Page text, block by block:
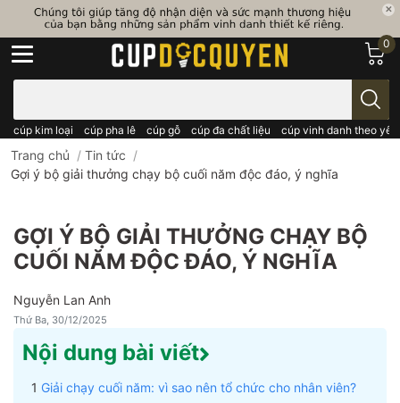
cúp kim loại cúp pha lê cúp gỗ cúp đa chất liệu cúp vinh danh theo
0
Trang chủ / Tin tức /
Gợi ý bộ giải thưởng chạy bộ cuối năm độc đáo, ý nghĩa
GỢI Ý BỘ GIẢI THƯỞNG CHẠY BỘ
CUỐI NĂM ĐỘC ĐÁO, Ý NGHĨA
Nguyễn Lan Anh
Thứ Ba, 30/12/2025
Nội dung bài viết
Giải chạy cuối năm: vì sao nên tổ chức cho nhân viên?